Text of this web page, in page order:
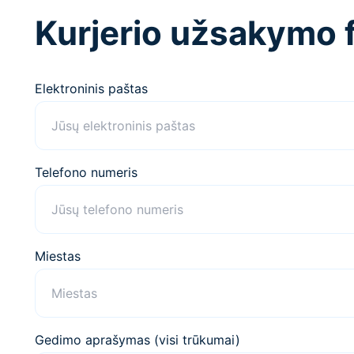
Kurjerio užsakymo
Elektroninis paštas
Telefono numeris
Miestas
Gedimo aprašymas (visi trūkumai)